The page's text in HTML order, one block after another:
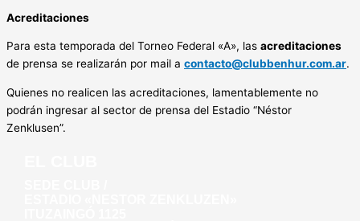
Acreditaciones
Para esta temporada del Torneo Federal «A», las acreditaciones
de prensa se realizarán por mail a contacto@clubbenhur.com.ar.
Quienes no realicen las acreditaciones, lamentablemente no
podrán ingresar al sector de prensa del Estadio “Néstor
Zenklusen”.